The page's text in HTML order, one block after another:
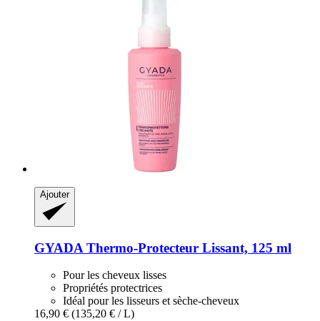
Ajouter
GYADA Thermo-​Protecteur Lissant, 125 ml
Pour les cheveux lisses
Propriétés protectrices
Idéal pour les lisseurs et sèche-cheveux
16,90 € (135,20 € / L)